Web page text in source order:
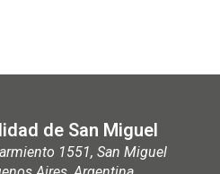
de San Miguel
1551, San Miguel